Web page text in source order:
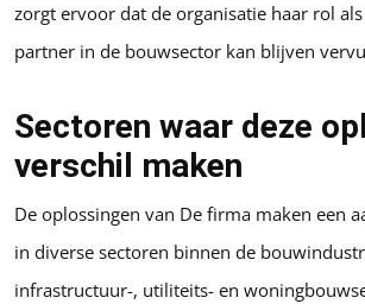
zorgt ervoor dat de organisatie haar rol
partner in de bouwsector kan blijven
Sectoren waar deze
verschil maken
De oplossingen van De firma maken een
in diverse sectoren binnen de
infrastructuur-, utiliteits- en